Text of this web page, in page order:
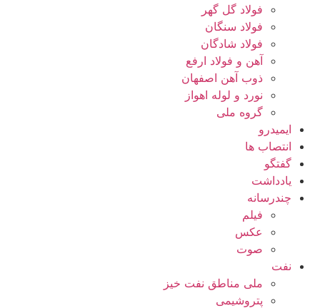
فولاد گل گهر
فولاد سنگان
فولاد شادگان
آهن و فولاد ارفع
ذوب آهن اصفهان
نورد و لوله اهواز
گروه ملی
ایمیدرو
انتصاب ها
گفتگو
یادداشت
چندرسانه
فیلم
عکس
صوت
نفت
ملی مناطق نفت خیز
پتروشیمی